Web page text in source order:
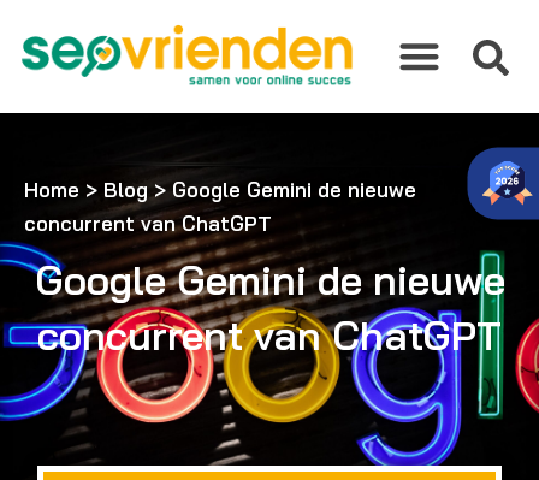
naar
inhoud
Home > Blog> Google Gemini de nieuwe
concurrent van ChatGPT
Google Gemini de nieuwe
concurrent van ChatGPT